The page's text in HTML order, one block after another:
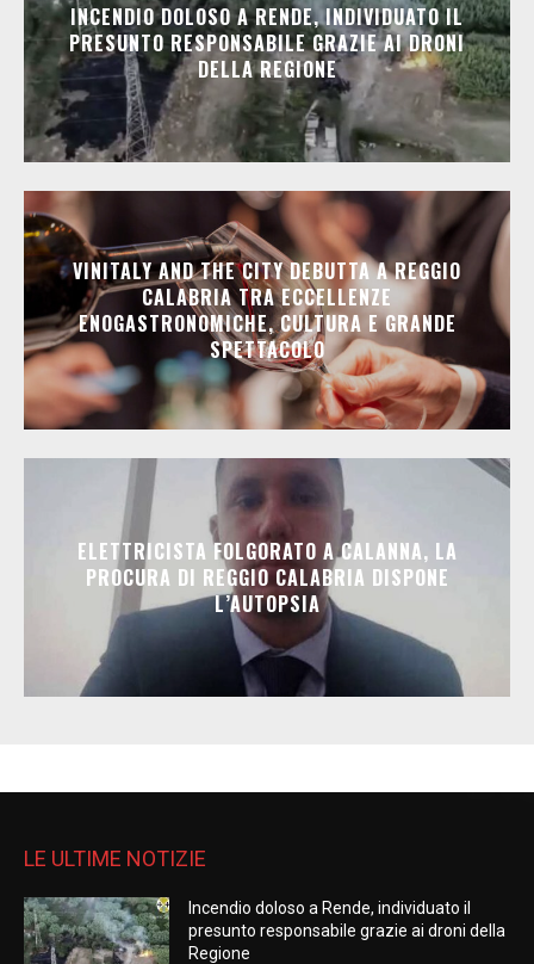
INCENDIO DOLOSO A RENDE, INDIVIDUATO IL
PRESUNTO RESPONSABILE GRAZIE AI DRONI
DELLA REGIONE
VINITALY AND THE CITY DEBUTTA A REGGIO
CALABRIA TRA ECCELLENZE
ENOGASTRONOMICHE, CULTURA E GRANDE
SPETTACOLO
ELETTRICISTA FOLGORATO A CALANNA, LA
PROCURA DI REGGIO CALABRIA DISPONE
L’AUTOPSIA
LE ULTIME NOTIZIE
Incendio doloso a Rende, individuato il
presunto responsabile grazie ai droni della
Regione